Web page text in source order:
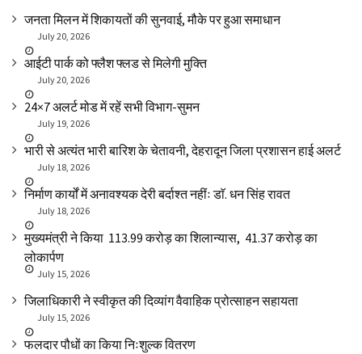
जनता मिलन में शिकायतों की सुनवाई, मौके पर हुआ समाधान
July 20, 2026
आईटी पार्क को फ्लैश फ्लड से मिलेगी मुक्ति
July 20, 2026
24×7 अलर्ट मोड में रहें सभी विभाग-सुमन
July 19, 2026
भारी से अत्यंत भारी बारिश के चेतावनी, देहरादून जिला प्रशासन हाई अलर्ट
July 18, 2026
निर्माण कार्यों में अनावश्यक देरी बर्दाश्त नहींः डाॅ. धन सिंह रावत
July 18, 2026
मुख्यमंत्री ने किया ₹ 113.99 करोड़ का शिलान्यास, ₹ 41.37 करोड़ का
लोकार्पण
July 15, 2026
जिलाधिकारी ने स्वीकृत की दिव्यांग वैवाहिक प्रोत्साहन सहायता
July 15, 2026
फलदार पौधों का किया निःशुल्क वितरण